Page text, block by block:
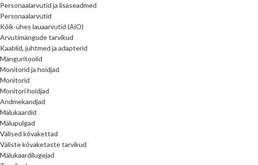
Personaalarvutid ja lisaseadmed
Personaalarvutid
Kõik-ühes lauaarvutid (AiO)
Arvutimängude tarvikud
Kaablid, juhtmed ja adapterid
Mänguritoolid
Monitorid ja hoidjad
Monitorid
Monitori hoidjad
Andmekandjad
Mälukaardid
Mälupulgad
Välised kõvakettad
Väliste kõvaketaste tarvikud
Mälukaardilugejad